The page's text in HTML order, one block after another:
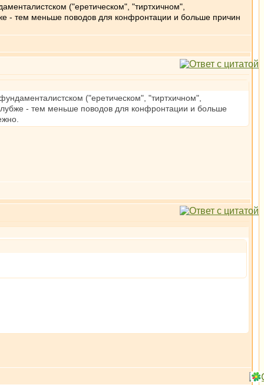
("еретическом", "тиртхичном",
- тем меньше поводов для конфронтации и больше причин
("еретическом", "тиртхичном",
- тем меньше поводов для конфронтации и больше